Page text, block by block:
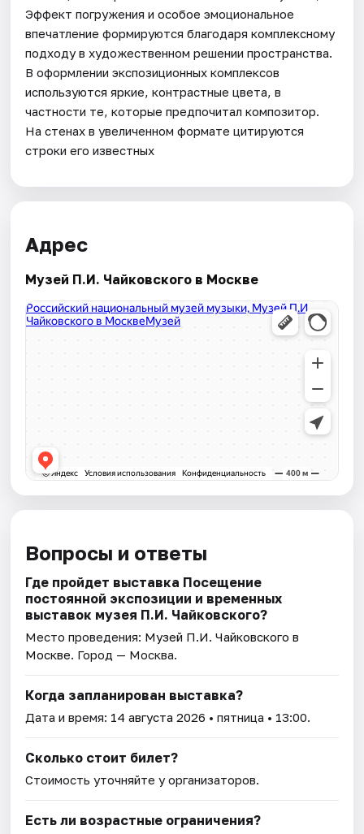
Эффект погружения и особое эмоциональное
впечатление формируются благодаря комплексному
подходу в художественном решении пространства.
В оформлении экспозиционных комплексов
используются яркие, контрастные цвета, в
частности те, которые предпочитал композитор.
На стенах в увеличенном формате цитируются
строки его известных
Адрес
Музей П.И. Чайковского в Москве
Вопросы и ответы
Где пройдет выставка Посещение
постоянной экспозиции и временных
выставок музея П.И. Чайковского?
Место проведения: Музей П.И. Чайковского в
Москве. Город — Москва.
Когда запланирован выставка?
Дата и время: 14 августа 2026 • пятница • 13:00.
Сколько стоит билет?
Стоимость уточняйте у организаторов.
Есть ли возрастные ограничения?